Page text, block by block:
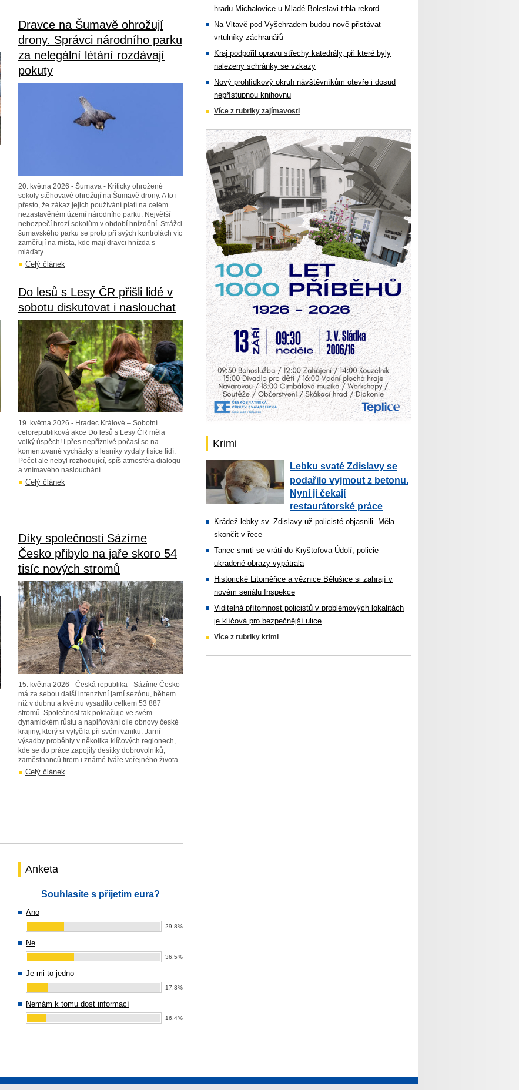
Dravce na Šumavě ohrožují
drony. Správci národního parku
za nelegální létání rozdávají
pokuty
20. května 2026 - Šumava - Kriticky ohrožené
sokoly stěhovavé ohrožují na Šumavě drony. A to i
přesto, že zákaz jejich používání platí na celém
nezastavěném území národního parku. Největší
nebezpečí hrozí sokolům v období hnízdění. Strážci
šumavského parku se proto při svých kontrolách víc
zaměřují na místa, kde mají dravci hnízda s
mláďaty.
Celý článek
Do lesů s Lesy ČR přišli lidé v
sobotu diskutovat i naslouchat
19. května 2026 - Hradec Králové – Sobotní
celorepubliková akce Do lesů s Lesy ČR měla
velký úspěch! I přes nepříznivé počasí se na
komentované vycházky s lesníky vydaly tisíce lidí.
Počet ale nebyl rozhodující, spíš atmosféra dialogu
a vnímavého naslouchání.
Celý článek
Díky společnosti Sázíme
Česko přibylo na jaře skoro 54
tisíc nových stromů
15. května 2026 - Česká republika - Sázíme Česko
má za sebou další intenzivní jarní sezónu, během
níž v dubnu a květnu vysadilo celkem 53 887
stromů. Společnost tak pokračuje ve svém
dynamickém růstu a naplňování cíle obnovy české
krajiny, který si vytyčila při svém vzniku. Jarní
výsadby proběhly v několika klíčových regionech,
kde se do práce zapojily desítky dobrovolníků,
zaměstnanců firem i známé tváře veřejného života.
Celý článek
Anketa
Souhlasíte s přijetím eura?
Ano
29.8%
Ne
36.5%
Je mi to jedno
17.3%
Nemám k tomu dost informací
16.4%
hradu Michalovice u Mladé Boleslavi trhla rekord
Na Vltavě pod Vyšehradem budou nově přistávat
vrtulníky záchranářů
Kraj podpořil opravu střechy katedrály, při které byly
nalezeny schránky se vzkazy
Nový prohlídkový okruh návštěvníkům otevře i dosud
nepřístupnou knihovnu
Více z rubriky zajímavosti
Krimi
Lebku svaté Zdislavy se
podařilo vyjmout z betonu.
Nyní ji čekají
restaurátorské práce
Krádež lebky sv. Zdislavy už policisté objasnili. Měla
skončit v řece
Tanec smrti se vrátí do Kryštofova Údolí, policie
ukradené obrazy vypátrala
Historické Litoměřice a věznice Bělušice si zahrají v
novém seriálu Inspekce
Viditelná přítomnost policistů v problémových lokalitách
je klíčová pro bezpečnější ulice
Více z rubriky krimi